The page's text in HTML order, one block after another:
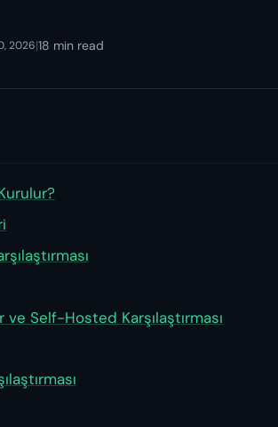
2026|18 min read
Self-Hosted Karşılaştırması